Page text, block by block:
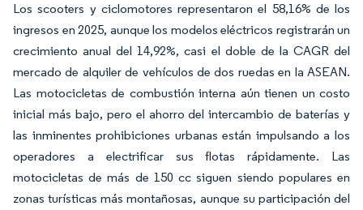
Los scooters y ciclomotores representaron el 58,16% de los
ingresos en 2025, aunque los modelos eléctricos registrarán un
crecimiento anual del 14,92%, casi el doble de la CAGR del
mercado de alquiler de vehículos de dos ruedas en la ASEAN.
Las motocicletas de combustión interna aún tienen un costo
inicial más bajo, pero el ahorro del intercambio de baterías y
las inminentes prohibiciones urbanas están impulsando a los
operadores a electrificar sus flotas rápidamente. Las
motocicletas de más de 150 cc siguen siendo populares en
zonas turísticas más montañosas, aunque su participación del